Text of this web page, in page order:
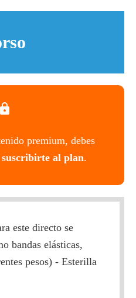
premium, debes
suscribirte al plan.
este directo se
bandas elásticas,
pesos) - Esterilla